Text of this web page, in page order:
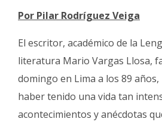
Fúnebres
Por Pilar Rodríguez Veiga
El escritor, académico de la
literatura Mario Vargas Llosa,
domingo en Lima a los 89
haber tenido una vida tan
acontecimientos y anécdotas